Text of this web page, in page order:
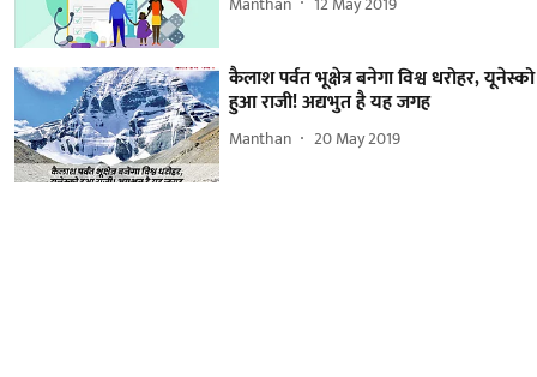
कैलाश पर्वत भूक्षेत्र बनेगा विश्व धरोहर, यूनेस्को
हुआ राजी! अद्यभुत है यह जगह
Manthan 20 May 2019